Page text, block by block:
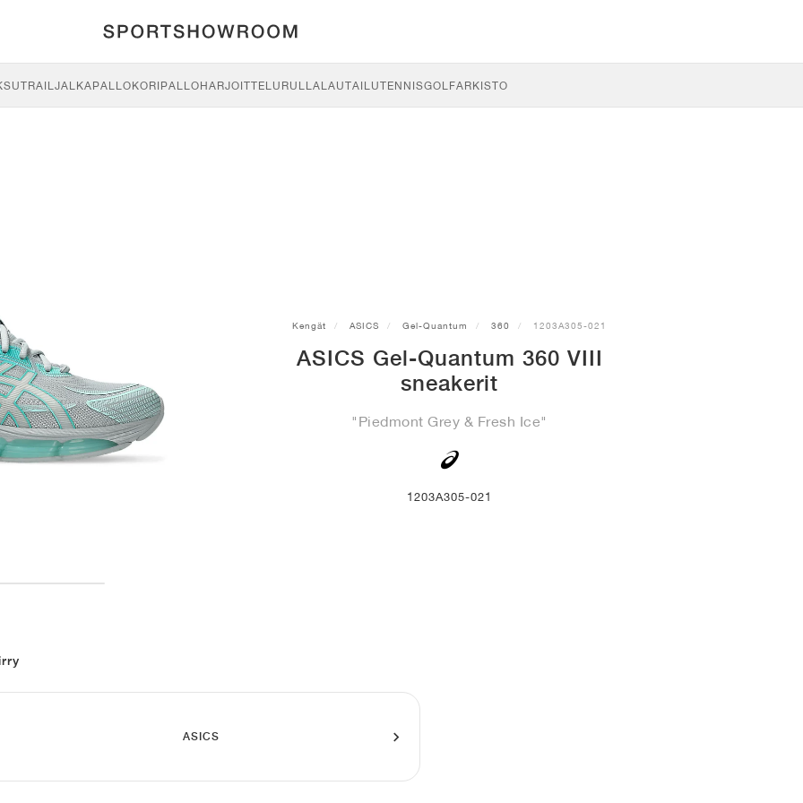
TRAILJALKAPALLOKORIPALLOHARJOITTELU RULLALAUTAILUTENNISGOLFARKISTO
Kengät ASICS Gel-Quantum 360 1203A305-021
ASICS Gel-Quantum 360 VIII
sneakerit
"Piedmont Grey & Fresh Ice"
1203A305-021
ASICS